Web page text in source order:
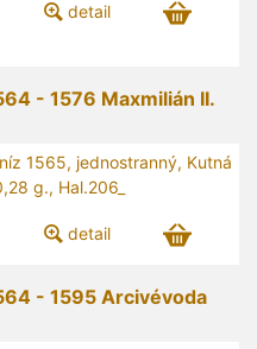
detail
- 1576 Maxmilián II.
1565, jednostranný, Kutná
g., Hal.206_
detail
- 1595 Arcivévoda